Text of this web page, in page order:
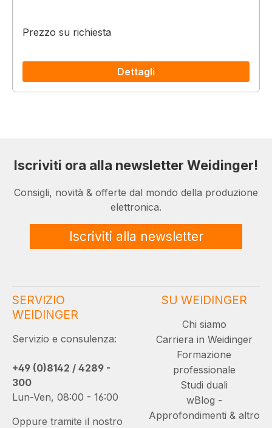
Prezzo su richiesta
Dettagli
Iscriviti ora alla newsletter Weidinger!
Consigli, novità & offerte dal mondo della produzione
elettronica.
Iscriviti alla newsletter
SERVIZIO
WEIDINGER
Servizio e consulenza:
+49 (0)8142 / 4289 -
300
Lun-Ven, 08:00 - 16:00
Oppure tramite il nostro
SU WEIDINGER
Chi siamo
Carriera in Weidinger
Formazione
professionale
Studi duali
wBlog -
Approfondimenti & altro